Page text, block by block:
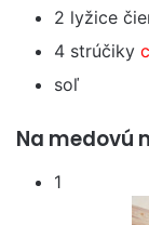
2 lyžice
4 strúčiky
soľ
Na medovú
1